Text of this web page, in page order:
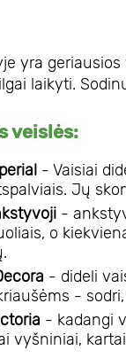
yra
laikyti.
veislės:
- Vaisiai
Jų
-
o
- dideli
-
- kadangi
vyšniniai,